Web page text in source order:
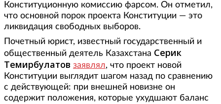
Конституционную комиссию фарсом. Он отметил,
что основной порок проекта Конституции — это
ликвидация свободных выборов.
Почетный юрист, известный государственный и
общественный деятель Казахстана Серик
Темирбулатов заявлял, что проект новой
Конституции выглядит шагом назад по сравнению
с действующей: при внешней новизне он
содержит положения, которые ухудшают баланс